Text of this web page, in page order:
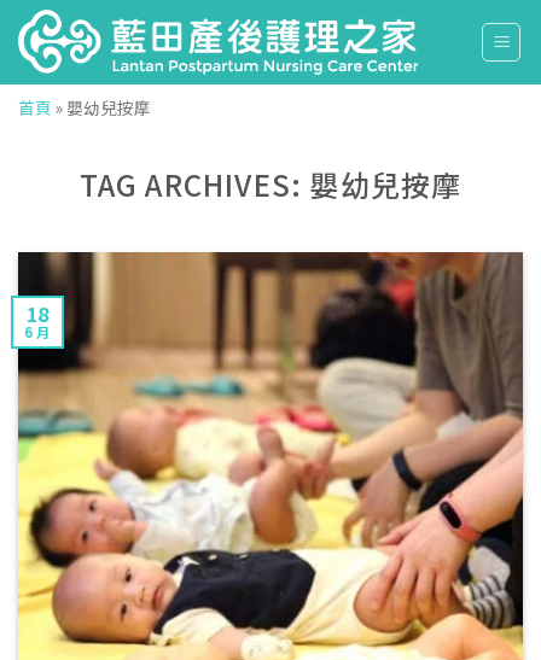
Skip
to
content
首頁 » 嬰幼兒按摩
TAG ARCHIVES: 嬰幼兒按摩
18
6 月